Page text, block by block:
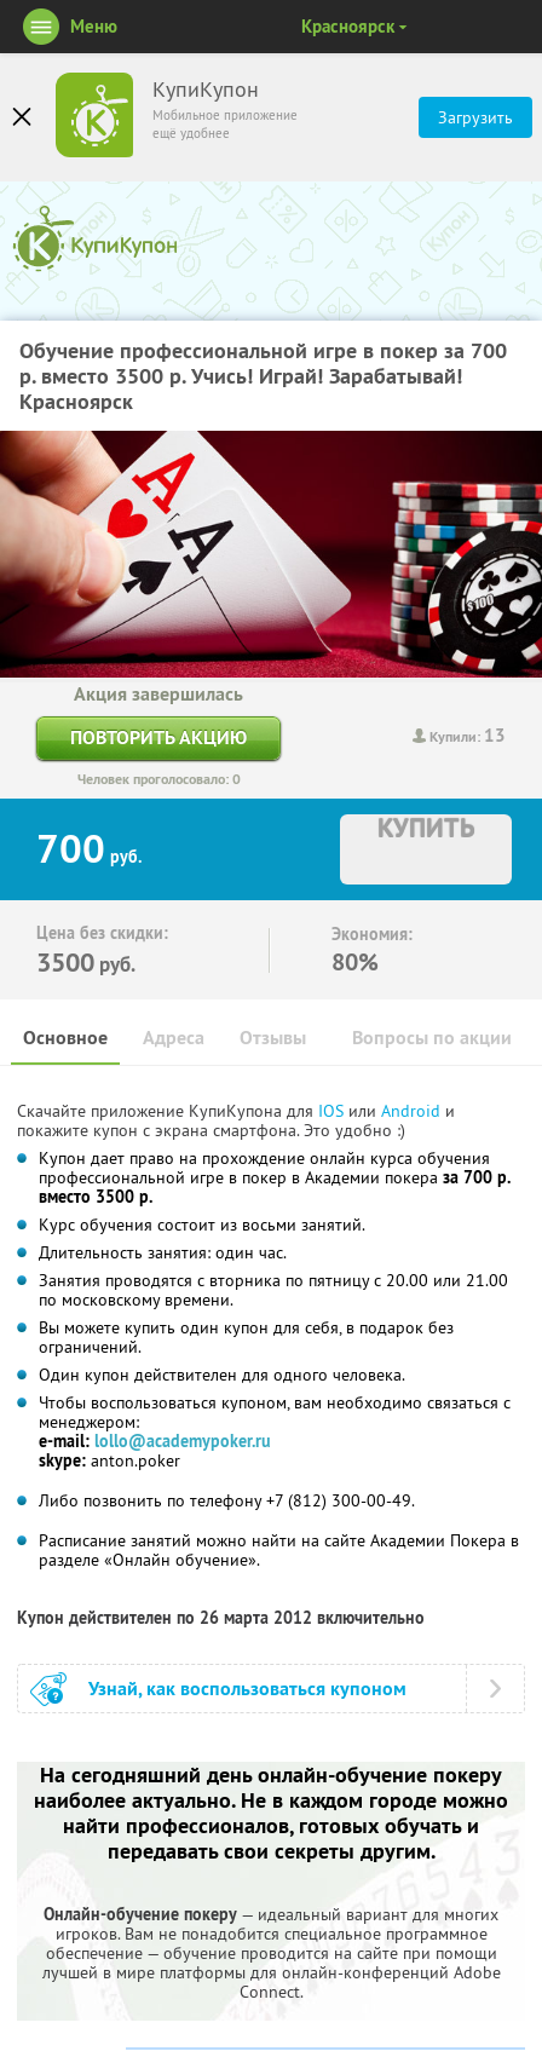
КупиКупон
Мобильное приложение
ещё удобнее
Загрузить
Меню Красноярск
Обучение профессиональной игре в покер за 700
р. вместо 3500 р. Учись! Играй! Зарабатывай!
Красноярск
Купили: 13
Акция завершилась
ПОВТОРИТЬ АКЦИЮ
Человек проголосовало: 0
700 руб.
КУПИТЬ
Цена без скидки:
3500 руб.
Экономия:
80%
Основное Отзывы Вопросы по акции
Адреса
Скачайте приложение КупиКупона для IOS или Android и
покажите купон с экрана смартфона. Это удобно :)
Купон дает право на прохождение онлайн курса обучения
профессиональной игре в покер в Академии покера за 700 р.
вместо 3500 р.
Курс обучения состоит из восьми занятий.
Длительность занятия: один час.
Занятия проводятся с вторника по пятницу с 20.00 или 21.00
по московскому времени.
Вы можете купить один купон для себя, в подарок без
ограничений.
Один купон действителен для одного человека.
Чтобы воспользоваться купоном, вам необходимо связаться с
менеджером:
e-mail: lollo@academypoker.ru
skype: anton.poker
Либо позвонить по телефону +7 (812) 300-00-49.
Расписание занятий можно найти на сайте Академии Покера в
разделе «Онлайн обучение».
Купон действителен по 26 марта 2012 включительно
Узнай, как воспользоваться купоном
На сегодняшний день онлайн-обучение покеру
наиболее актуально. Не в каждом городе можно
найти профессионалов, готовых обучать и
передавать свои секреты другим.
Онлайн-обучение покеру — идеальный вариант для многих
игроков. Вам не понадобится специальное программное
обеспечение — обучение проводится на сайте при помощи
лучшей в мире платформы для онлайн-конференций Adobe
Connect.